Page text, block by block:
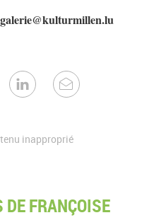
inapproprié
DE FRANÇOISE